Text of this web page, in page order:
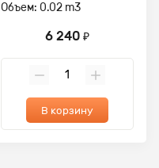
Объем: 0.02 m3
6 240 ₽
В корзину